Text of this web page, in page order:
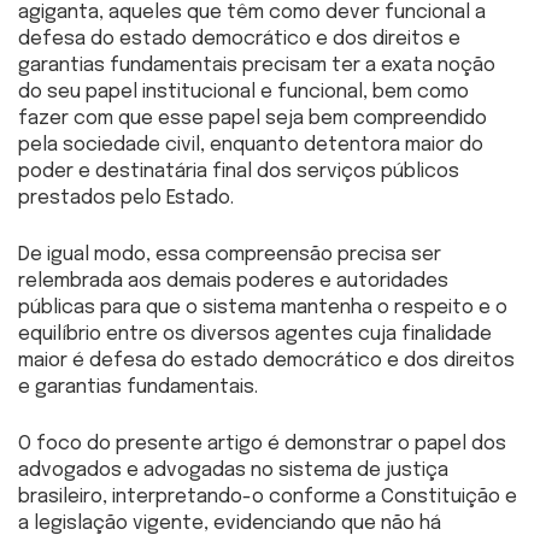
agiganta, aqueles que têm como dever funcional a
defesa do estado democrático e dos direitos e
garantias fundamentais precisam ter a exata noção
do seu papel institucional e funcional, bem como
fazer com que esse papel seja bem compreendido
pela sociedade civil, enquanto detentora maior do
poder e destinatária final dos serviços públicos
prestados pelo Estado.
De igual modo, essa compreensão precisa ser
relembrada aos demais poderes e autoridades
públicas para que o sistema mantenha o respeito e o
equilíbrio entre os diversos agentes cuja finalidade
maior é defesa do estado democrático e dos direitos
e garantias fundamentais.
O foco do presente artigo é demonstrar o papel dos
advogados e advogadas no sistema de justiça
brasileiro, interpretando-o conforme a Constituição e
a legislação vigente, evidenciando que não há